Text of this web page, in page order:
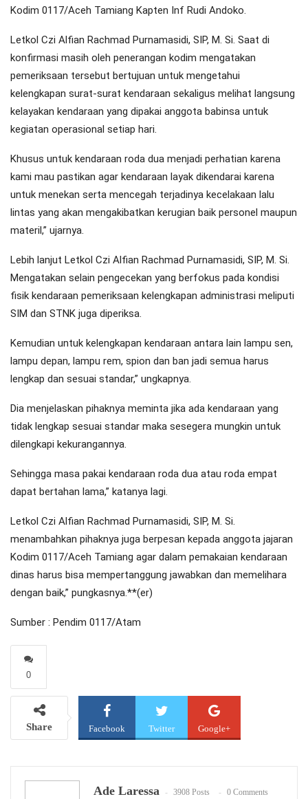
Kodim 0117/Aceh Tamiang Kapten Inf Rudi Andoko.
Letkol Czi Alfian Rachmad Purnamasidi, SIP, M. Si. Saat di
konfirmasi masih oleh penerangan kodim mengatakan
pemeriksaan tersebut bertujuan untuk mengetahui
kelengkapan surat-surat kendaraan sekaligus melihat langsung
kelayakan kendaraan yang dipakai anggota babinsa untuk
kegiatan operasional setiap hari.
Khusus untuk kendaraan roda dua menjadi perhatian karena
kami mau pastikan agar kendaraan layak dikendarai karena
untuk menekan serta mencegah terjadinya kecelakaan lalu
lintas yang akan mengakibatkan kerugian baik personel maupun
materil,” ujarnya.
Lebih lanjut Letkol Czi Alfian Rachmad Purnamasidi, SIP, M. Si.
Mengatakan selain pengecekan yang berfokus pada kondisi
fisik kendaraan pemeriksaan kelengkapan administrasi meliputi
SIM dan STNK juga diperiksa.
Kemudian untuk kelengkapan kendaraan antara lain lampu sen,
lampu depan, lampu rem, spion dan ban jadi semua harus
lengkap dan sesuai standar,” ungkapnya.
Dia menjelaskan pihaknya meminta jika ada kendaraan yang
tidak lengkap sesuai standar maka sesegera mungkin untuk
dilengkapi kekurangannya.
Sehingga masa pakai kendaraan roda dua atau roda empat
dapat bertahan lama,” katanya lagi.
Letkol Czi Alfian Rachmad Purnamasidi, SIP, M. Si.
menambahkan pihaknya juga berpesan kepada anggota jajaran
Kodim 0117/Aceh Tamiang agar dalam pemakaian kendaraan
dinas harus bisa mempertanggung jawabkan dan memelihara
dengan baik,” pungkasnya.**(er)
Sumber : Pendim 0117/Atam
0
Share Facebook Twitter Google+
Ade Laressa 3908 Posts 0 Comments